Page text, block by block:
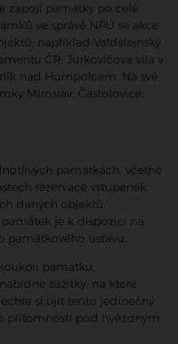
zapojí památky po celé
ve správě NPÚ se akce
například Valdštejnský
ČR, Jurkovičova vila v
nad Humpolcem. Na své
Miroslav, Častolovice,
památkách, včetně
rezervace vstupenek,
daných objektů.
je k dispozici na
památkového ústavu.
památku,
zážitky, na které
si ujít tento jedinečný
přítomností pod hvězdným